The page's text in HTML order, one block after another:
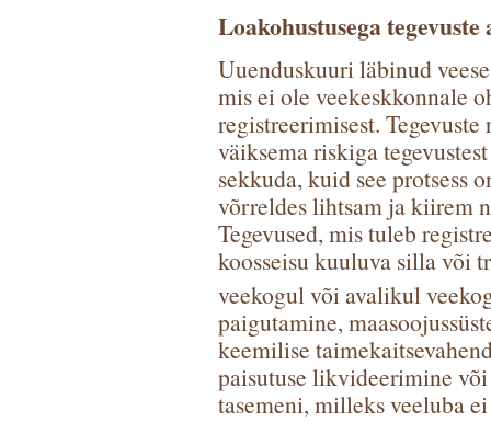
Loakohustusega
Uuenduskuuri läbinud
mis ei ole veekeskkonnale
registreerimisest.
väiksema riskiga
sekkuda, kuid see protsess
võrreldes lihtsam ja kiirem
Tegevused, mis tuleb
koosseisu kuuluva silla või
veekogul või avalikul
paigutamine,
keemilise
paisutuse likvideerimine
tasemeni, milleks veeluba